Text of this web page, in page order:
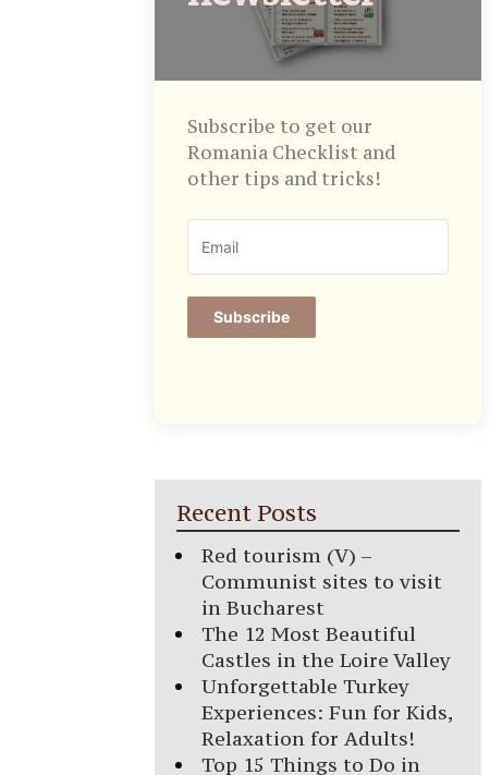
Subscribe to get our
Romania Checklist and
other tips and tricks!
Subscribe
Recent Posts
Red tourism (V) –
Communist sites to visit
in Bucharest
The 12 Most Beautiful
Castles in the Loire Valley
Unforgettable Turkey
Experiences: Fun for Kids,
Relaxation for Adults!
Top 15 Things to Do in